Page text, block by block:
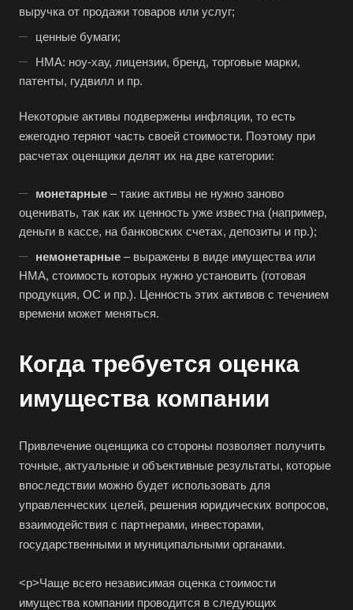
выручка от продажи товаров или услуг;
ценные бумаги;
НМА: ноу-хау, лицензии, бренд, торговые марки,
патенты, гудвилл и пр.
Некоторые активы подвержены инфляции, то есть
ежегодно теряют часть своей стоимости. Поэтому при
расчетах оценщики делят их на две категории:
монетарные – такие активы не нужно заново
оценивать, так как их ценность уже известна (например,
деньги в кассе, на банковских счетах, депозиты и пр.);
немонетарные – выражены в виде имущества или
НМА, стоимость которых нужно установить (готовая
продукция, ОС и пр.). Ценность этих активов с течением
времени может меняться.
Когда требуется оценка
имущества компании
Привлечение оценщика со стороны позволяет получить
точные, актуальные и объективные результаты, которые
впоследствии можно будет использовать для
управленческих целей, решения юридических вопросов,
взаимодействия с партнерами, инвесторами,
государственными и муниципальными органами.
<р>Чаще всего независимая оценка стоимости
имущества компании проводится в следующих
Абакан
Абдулино
Аксай
Анапа
Апатиты
Апрелевка
Архангельск
Асбест
Астрахань
Ачинск
Аша
Баймак
Балабаново
Балаково